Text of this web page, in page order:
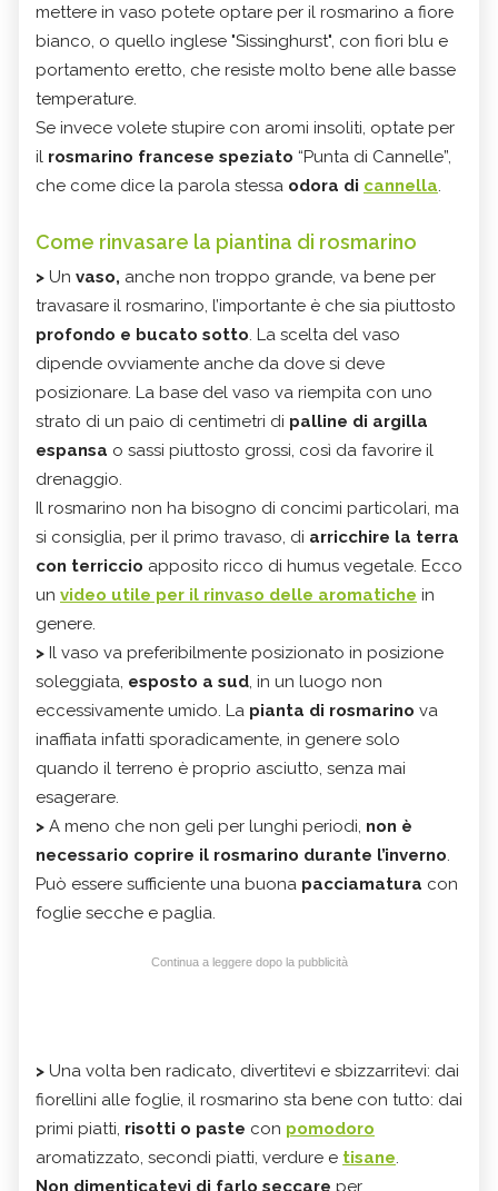
mettere in vaso potete optare per il rosmarino a fiore
bianco, o quello inglese "Sissinghurst", con fiori blu e
portamento eretto, che resiste molto bene alle basse
temperature.
Se invece volete stupire con aromi insoliti, optate per
il rosmarino francese speziato “Punta di Cannelle”,
che come dice la parola stessa odora di cannella.
Come rinvasare la piantina di rosmarino
> Un vaso, anche non troppo grande, va bene per
travasare il rosmarino, l’importante è che sia piuttosto
profondo e bucato sotto. La scelta del vaso
dipende ovviamente anche da dove si deve
posizionare. La base del vaso va riempita con uno
strato di un paio di centimetri di palline di argilla
espansa o sassi piuttosto grossi, così da favorire il
drenaggio.
Il rosmarino non ha bisogno di concimi particolari, ma
si consiglia, per il primo travaso, di arricchire la terra
con terriccio apposito ricco di humus vegetale. Ecco
un video utile per il rinvaso delle aromatiche in
genere.
> Il vaso va preferibilmente posizionato in posizione
soleggiata, esposto a sud, in un luogo non
eccessivamente umido. La pianta di rosmarino va
inaffiata infatti sporadicamente, in genere solo
quando il terreno è proprio asciutto, senza mai
esagerare.
> A meno che non geli per lunghi periodi, non è
necessario coprire il rosmarino durante l’inverno.
Può essere sufficiente una buona pacciamatura con
foglie secche e paglia.
Continua a leggere dopo la pubblicità
> Una volta ben radicato, divertitevi e sbizzarritevi: dai
fiorellini alle foglie, il rosmarino sta bene con tutto: dai
primi piatti, risotti o paste con pomodoro
aromatizzato, secondi piatti, verdure e tisane.
Non dimenticatevi di farlo seccare per